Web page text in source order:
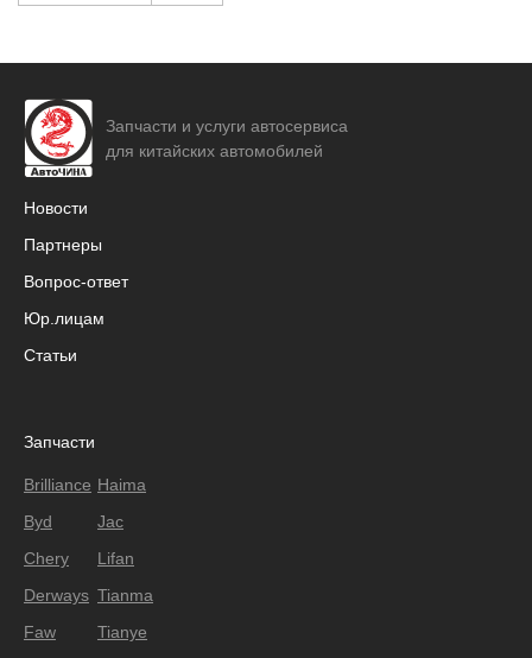
Запчасти и услуги автосервиса
для китайских автомобилей
Новости
Партнеры
Вопрос-ответ
Юр.лицам
Статьи
Запчасти
Brilliance
Byd
Chery
Derways
Faw
Haima
Jac
Lifan
Tianma
Tianye